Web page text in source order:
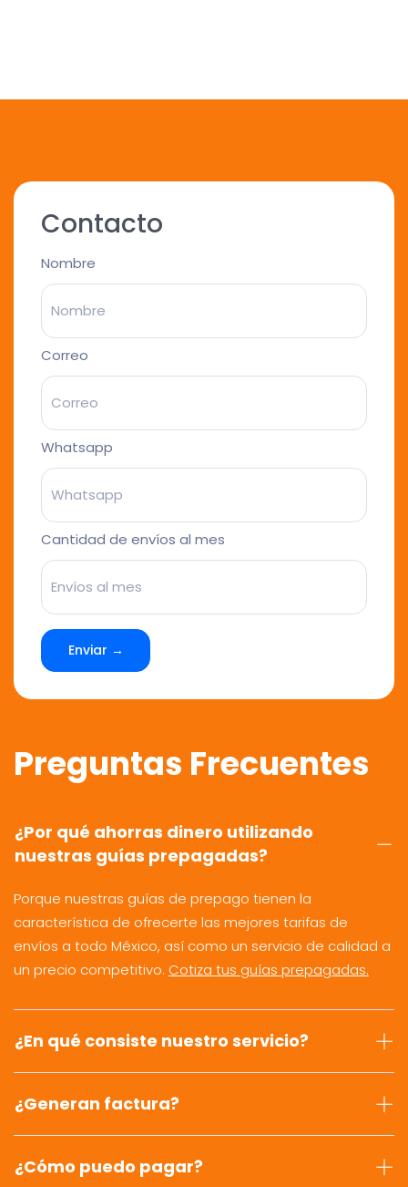
Contacto
Nombre
Correo
Whatsapp
Cantidad de envíos al mes
Enviar →
Preguntas Frecuentes
¿Por qué ahorras dinero utilizando
nuestras guías prepagadas?
Porque nuestras guías de prepago tienen la
característica de ofrecerte las mejores tarifas de
envíos a todo México, así como un servicio de calidad a
un precio competitivo. Cotiza tus guías prepagadas.
¿En qué consiste nuestro servicio?
¿Generan factura?
¿Cómo puedo pagar?